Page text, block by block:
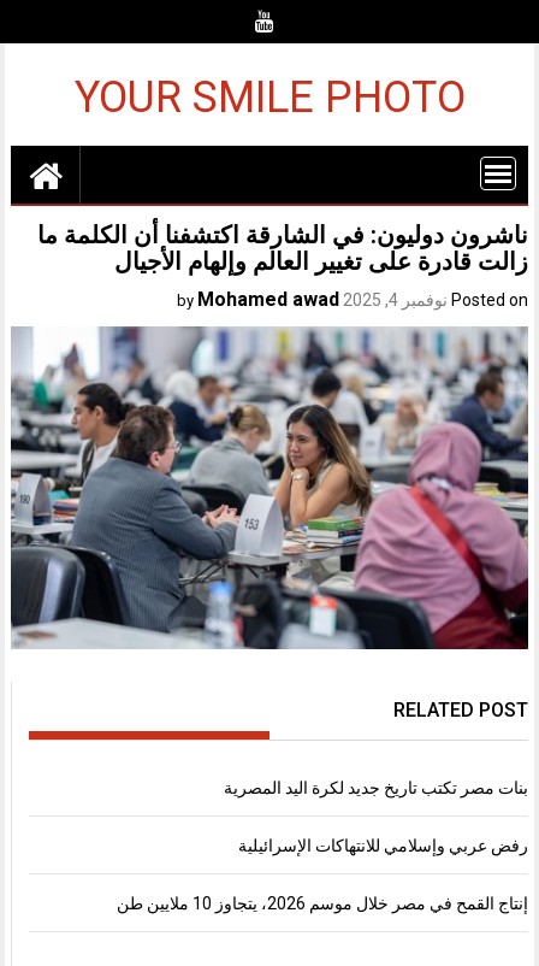
YOUR SMILE PHOTO
ناشرون دوليون: في الشارقة اكتشفنا أن الكلمة ما
زالت قادرة على تغيير العالم وإلهام الأجيال
Posted on نوفمبر 4, 2025 Mohamed awad
RELATED POST
بنات مصر تكتب تاريخ جديد لكرة اليد المصرية
رفض عربي وإسلامي للانتهاكات الإسرائيلية
إنتاج القمح في مصر خلال موسم 2026، يتجاوز 10 ملايين طن